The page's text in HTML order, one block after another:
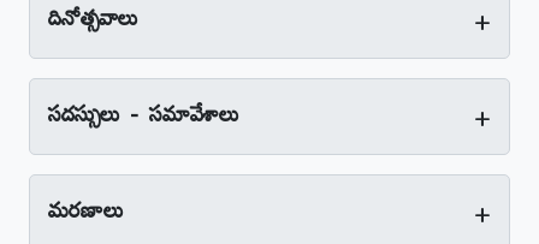
దినోత్సవాలు +
సదస్సులు - సమావేశాలు +
మరణాలు +